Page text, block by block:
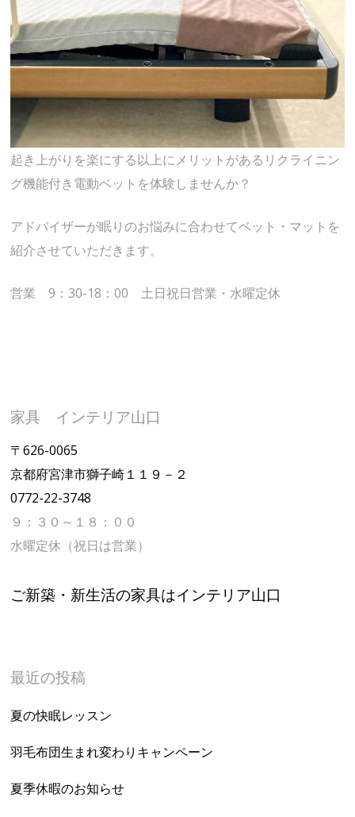
起き上がりを楽にする以上にメリットがあるリクライニン
グ機能付き電動ベットを体験しませんか？
アドバイザーが眠りのお悩みに合わせてベット・マットを
紹介させていただきます。
営業 9：30-18：00 土日祝日営業・水曜定休
家具 インテリア山口
〒626-0065
京都府宮津市獅子崎１１９－２
0772-22-3748
９：３０～１８：００
水曜定休（祝日は営業）
ご新築・新生活の家具はインテリア山口
最近の投稿
夏の快眠レッスン
羽毛布団生まれ変わりキャンペーン
夏季休暇のお知らせ